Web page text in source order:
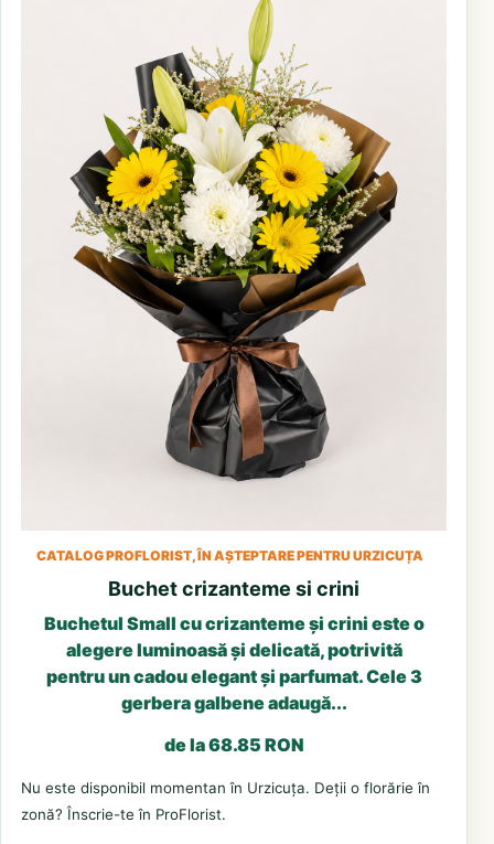
CATALOG PROFLORIST, ÎN AȘTEPTARE PENTRU URZICUȚA
Buchet crizanteme si crini
Buchetul Small cu crizanteme și crini este o
alegere luminoasă și delicată, potrivită
pentru un cadou elegant și parfumat. Cele 3
gerbera galbene adaugă...
de la 68.85 RON
Nu este disponibil momentan în Urzicuța. Deții o florărie în
zonă? Înscrie-te în ProFlorist.